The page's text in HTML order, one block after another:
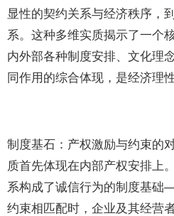
显性的契约关系与经济秩序，
系。这种多维实质揭示了一个
内外部各种制度安排、文化理
同作用的综合体现，是经济理
制度基石：产权激励与约束的
质首先体现在内部产权安排上
系构成了诚信行为的制度基
约束相匹配时，企业及其经营